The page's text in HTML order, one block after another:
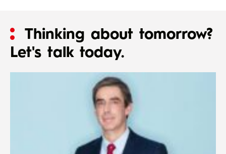
Thinking about tomorrow?
Let's talk today.